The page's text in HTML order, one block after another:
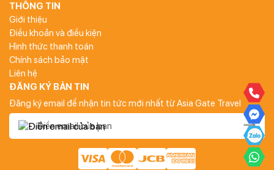
THÔNG TIN
Giới thiệu
Điều khoản và điều kiện
Hình thức thanh toán
Chính sách bảo mật
Liên hệ
ĐĂNG KÝ BẢN TIN
Đăng ký email để nhận tin tức mới nhất từ Asia Gate Travel